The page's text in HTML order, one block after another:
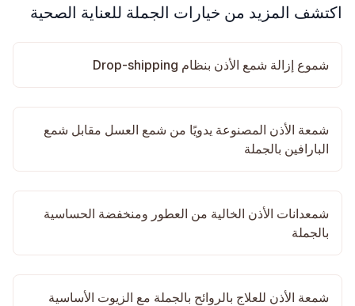
اكتشف المزيد من خيارات الجملة للعناية الصحية
شموع إزالة شمع الأذن بنظام Drop-shipping
شمعة الأذن المصنوعة يدويًا من شمع العسل مقابل شمع
البارافين بالجملة
شمعدانات الأذن الخالية من العطور ومنخفضة الحساسية
بالجملة
شمعة الأذن للعلاج بالروائح بالجملة مع الزيوت الأساسية